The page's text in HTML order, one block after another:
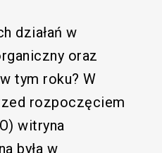
działań w
oraz
tym roku? W
rozpoczęciem
witryna
była w